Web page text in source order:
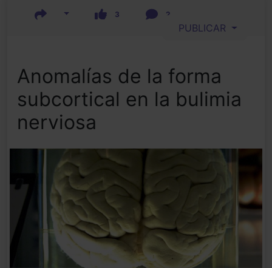
3 2
PUBLICAR
Anomalías de la forma
subcortical en la bulimia
nerviosa